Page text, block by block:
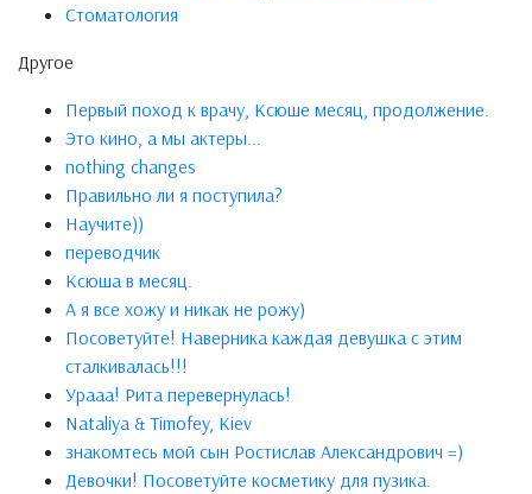
Стоматология
Другое
Первый поход к врачу, Ксюше месяц, продолжение.
Это кино, а мы актеры...
nothing changes
Правильно ли я поступила?
Научите))
переводчик
Ксюша в месяц.
А я все хожу и никак не рожу)
Посоветуйте! Наверника каждая девушка с этим
сталкивалась!!!
Урааа! Рита перевернулась!
Nataliya & Timofey, Kiev
знакомтесь мой сын Ростислав Александрович =)
Девочки! Посоветуйте косметику для пузика.